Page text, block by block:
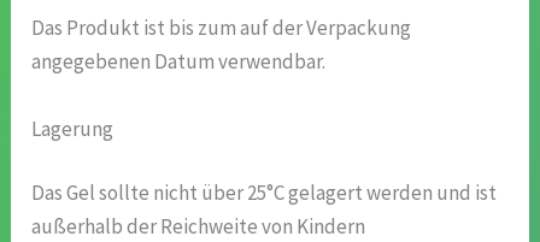
Das Produkt ist bis zum auf der Verpackung
angegebenen Datum verwendbar.
Lagerung
Das Gel sollte nicht über 25°C gelagert werden und ist
außerhalb der Reichweite von Kindern